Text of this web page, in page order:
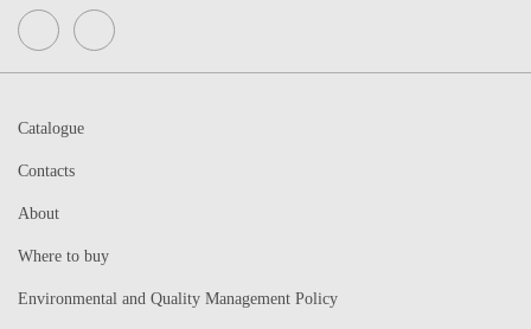
Catalogue
Contacts
About
Where to buy
Environmental and Quality Management Policy